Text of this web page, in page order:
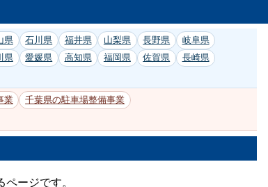
県 石川県 福井県 山梨県 長野県
岐阜県
県 愛媛県 高知県 福岡県 佐賀県
長崎県
業
千葉県の駐車場整備事業
ージです。